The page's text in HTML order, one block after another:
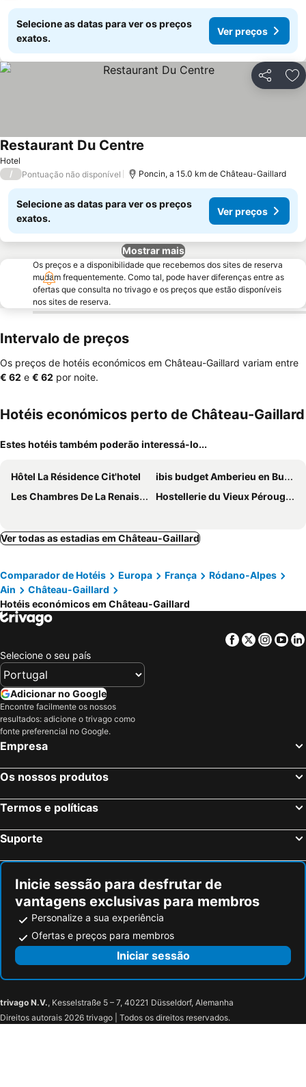
Selecione as datas para ver os preços
exatos.
Ver preços
Partilhar
Hotel
Restaurant Du Centre
/ Pontuação não disponível Poncin, a 15.0 km de Château-Gaillard
Selecione as datas para ver os preços
exatos.
Ver preços
Mostrar mais
Os preços e a disponibilidade que recebemos dos sites de reserva
mudam frequentemente. Como tal, pode haver diferenças entre as
ofertas que consulta no trivago e os preços que estão disponíveis
nos sites de reserva.
Intervalo de preços
Os preços de hotéis económicos em Château-Gaillard variam entre
‎€ 62 e ‎€ 62 por noite.
Hotéis económicos perto de Château-Gaillard
Estes hotéis também poderão interessá-lo...
Hôtel La Résidence Cit'hotel
ibis budget Amberieu en Bugey/Chateau Gaillard A42
Les Chambres De La Renaissance
Hostellerie du Vieux Pérouges
Ver todas as estadias em Château-Gaillard
Comparador de Hotéis Europa França
Ródano-Alpes
Ain
Château-Gaillard
Hotéis económicos em Château-Gaillard
Facebook
Twitter
Selecione o seu país
Adicionar no Google
Encontre facilmente os nossos
resultados: adicione o trivago como
fonte preferencial no Google.
Empresa
Os nossos produtos
Termos e políticas
Suporte
Inicie sessão para desfrutar de
vantagens exclusivas para membros
Personalize a sua experiência
Ofertas e preços para membros
Iniciar sessão
trivago N.V., Kesselstraße 5 – 7, 40221 Düsseldorf, Alemanha
Direitos autorais 2026 trivago | Todos os direitos reservados.